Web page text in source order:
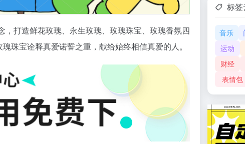
，打造鲜花玫瑰、永生玫瑰、玫瑰珠宝、玫瑰香氛四
珠宝诠释真爱诺誓之重，献给始终相信真爱的人。
标签
音乐
运动
财经
表情包